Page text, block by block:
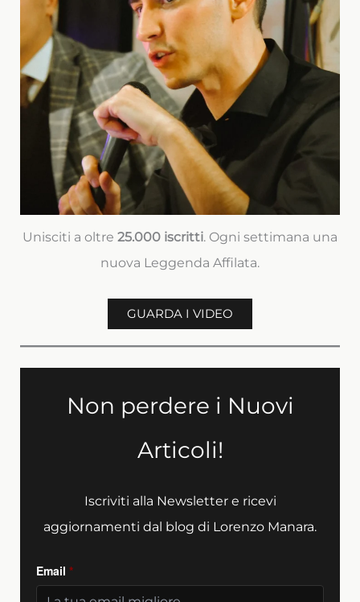
Unisciti a oltre 25.000 iscritti. Ogni settimana una
nuova Leggenda Affilata.
GUARDA I VIDEO
Non perdere i Nuovi
Articoli!
Iscriviti alla Newsletter e ricevi
aggiornamenti dal blog di Lorenzo Manara.
Email*